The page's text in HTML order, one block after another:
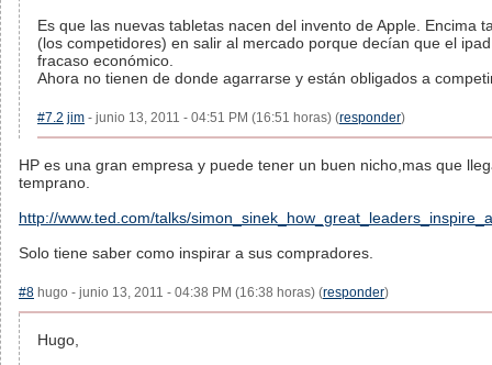
Es que las nuevas tabletas nacen del invento de Apple. Encima
(los competidores) en salir al mercado porque decían que el
fracaso económico.
Ahora no tienen de donde agarrarse y están obligados a
#7.2 jim - junio 13, 2011 - 04:51 PM (16:51 horas) (responder)
HP es una gran empresa y puede tener un buen nicho,mas que
temprano.
http://www.ted.com/talks/
Solo tiene saber como inspirar a sus compradores.
#8 hugo - junio 13, 2011 - 04:38 PM (16:38 horas) (responder)
Hugo,